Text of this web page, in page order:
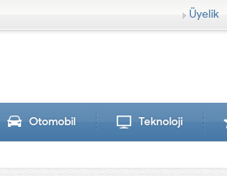
Üyelik
Otomobil Teknoloji